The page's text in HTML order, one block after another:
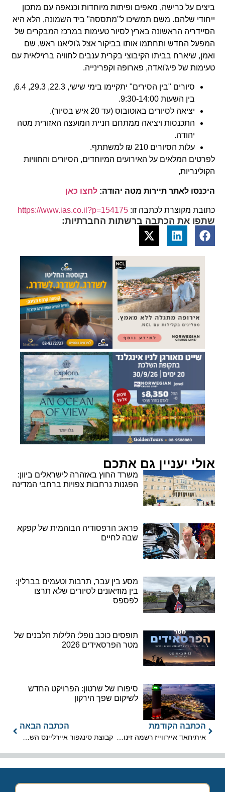
ביצים על כרישה, מאפים ופיתות מיוחדות וכנאפה עם מתכון
ייחודי שלהם. משם תמשיכו ל"מתססה" ביד השמונה, הלא היא
הסיידריה הראשונה בארץ לסיור טעימות במרכז המבקרים של
המפעל החדש ותחתמו אותו בביקור אצל ג'וליאנו ראש, שם
ואמן, שיארח בביתו הקיבוצי בקרית ענבים לחוויה ברזילאית עם
טעימות של פיג'ואדה, פארופה וקפרינייה.
סיורים "בין הסירים" יתקיימו בימי שישי, 22.3, 29.3, 6.4,
בין השעות 9:30-14:00.
יציאה לסיורים באוטובוס (עד 20 איש בסיור).
התכנסות ויציאה ממתחם חניית המועצה האזורית מטה
יהודה.
עלות הסיורים 210 ₪ למשתתף.
לפרטים המלאים על האירועים המיוחדים, הסיורים והחוויות
הקולינריות,
היכנסו לאתר תיירות מטה יהודה:לחצו כאן
כתובת מקוצרת לכתבה זו: https://www.ias.co.il?p=154175
שתפו את הכתבה ברשתות החברתיות:
אולי יעניין גם אתכם
משרד החוץ באזהרה לישראלים ביוון:
הפגנות נרחבות צפויות ברחבי המדינה
פראג: הרפסודיה הבוהמית של קפקא
שבה לחיים
מסע בין עבר, תרבות וטעמים בברלין:
בין מוזיאונים לסיורים שלא תרצו
לפספס
תופסים כוכב נופל: הלילות הלבנים של
מטר הפרסאידים 2026
סיפורו של שרטון: הפרויקט החדש
לשיקום שפך הירקון
הכתבה הקודמת
איתיחאד איירווייז רשמה זינוק בתנועת הנוסעים בחודש פברואר 2024
הכתבה הבאה
קבוצת סינגפור איירליינס השאירה את מגפת הקורונה מאחור